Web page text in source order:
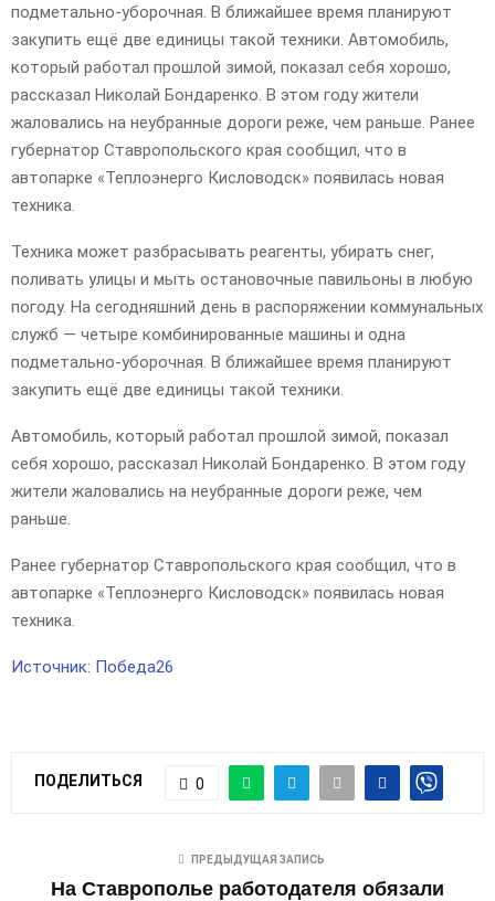
подметально-уборочная. В ближайшее время планируют
закупить ещё две единицы такой техники. Автомобиль,
который работал прошлой зимой, показал себя хорошо,
рассказал Николай Бондаренко. В этом году жители
жаловались на неубранные дороги реже, чем раньше. Ранее
губернатор Ставропольского края сообщил, что в
автопарке «Теплоэнерго Кисловодск» появилась новая
техника.
Техника может разбрасывать реагенты, убирать снег,
поливать улицы и мыть остановочные павильоны в любую
погоду. На сегодняшний день в распоряжении коммунальных
служб — четыре комбинированные машины и одна
подметально-уборочная. В ближайшее время планируют
закупить ещё две единицы такой техники.
Автомобиль, который работал прошлой зимой, показал
себя хорошо, рассказал Николай Бондаренко. В этом году
жители жаловались на неубранные дороги реже, чем
раньше.
Ранее губернатор Ставропольского края сообщил, что в
автопарке «Теплоэнерго Кисловодск» появилась новая
техника.
Источник: Победа26
ПОДЕЛИТЬСЯ 0
ПРЕДЫДУЩАЯ ЗАПИСЬ
На Ставрополье работодателя обязали